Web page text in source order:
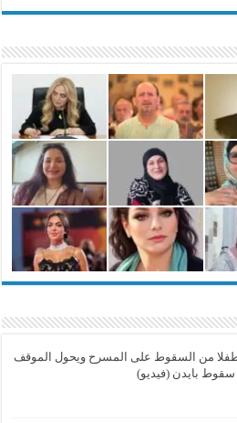
من السقوط على المسرح ويحول الموقف
سقوط بايدن (فيديو)